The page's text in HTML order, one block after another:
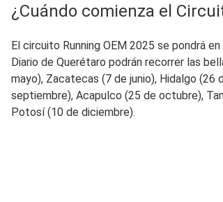
¿Cuándo comienza el
El circuito Running OEM 2025 se pondrá en
Diario de Querétaro podrán recorrer las
mayo), Zacatecas (7 de junio), Hidalgo (26
septiembre), Acapulco (25 de octubre),
Potosí (10 de diciembre).